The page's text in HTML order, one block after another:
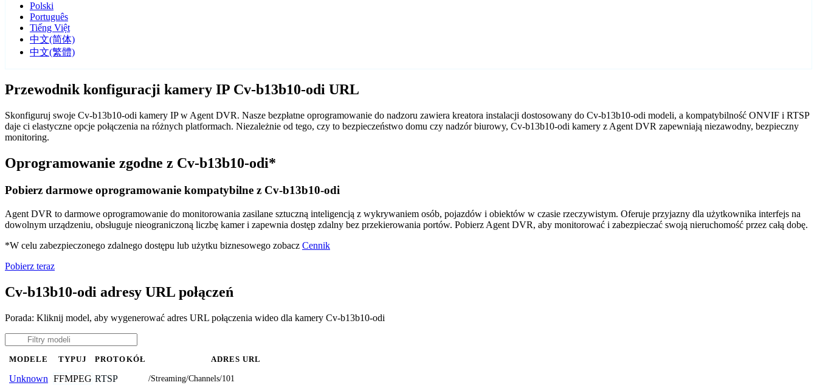
Polski
Português
Tiếng Việt
中文(简体)
中文(繁體)
Przewodnik konfiguracji kamery IP Cv-b13b10-odi URL
Skonfiguruj swoje Cv-b13b10-odi kamery IP w Agent DVR. Nasze bezpłatne oprogramowanie do nadzoru zawiera kreatora instalacji dostosowany do Cv-b13b10-odi modeli, a kompatybilność ONVIF i RTSP
daje ci elastyczne opcje połączenia na różnych platformach. Niezależnie od tego, czy to bezpieczeństwo domu czy nadzór biurowy, Cv-b13b10-odi kamery z Agent DVR zapewniają niezawodny, bezpieczny
monitoring.
Oprogramowanie zgodne z Cv-b13b10-odi*
Pobierz darmowe oprogramowanie kompatybilne z Cv-b13b10-odi
Agent DVR to darmowe oprogramowanie do monitorowania zasilane sztuczną inteligencją z wykrywaniem osób, pojazdów i obiektów w czasie rzeczywistym. Oferuje przyjazny dla użytkownika interfejs na
dowolnym urządzeniu, obsługuje nieograniczoną liczbę kamer i zapewnia dostęp zdalny bez przekierowania portów. Pobierz Agent DVR, aby monitorować i zabezpieczać swoją nieruchomość przez całą dobę.
*W celu zabezpieczonego zdalnego dostępu lub użytku biznesowego zobacz Cennik
Pobierz teraz
Cv-b13b10-odi adresy URL połączeń
Porada: Kliknij model, aby wygenerować adres URL połączenia wideo dla kamery Cv-b13b10-odi
MODELE TYPUJ PROTOKÓŁ ADRES URL
Unknown FFMPEG RTSP /Streaming/Channels/101